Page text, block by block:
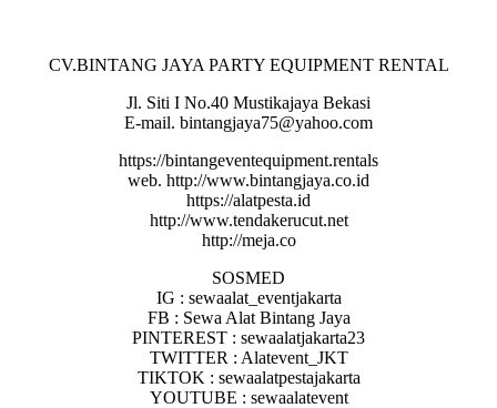
CV.BINTANG JAYA PARTY EQUIPMENT RENTAL
Jl. Siti I No.40 Mustikajaya Bekasi
E-mail. bintangjaya75@yahoo.com
https://bintangeventequipment.rentals
web. http://www.bintangjaya.co.id
https://alatpesta.id
http://www.tendakerucut.net
http://meja.co
SOSMED
IG : sewaalat_eventjakarta
FB : Sewa Alat Bintang Jaya
PINTEREST : sewaalatjakarta23
TWITTER : Alatevent_JKT
TIKTOK : sewaalatpestajakarta
YOUTUBE : sewaalatevent